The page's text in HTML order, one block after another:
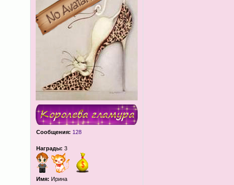
Сообщения: 128
Награды: 3
Имя: Ирина